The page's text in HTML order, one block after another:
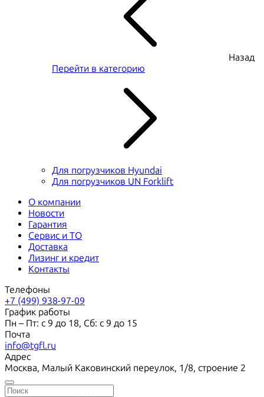
Назад
Перейти в категорию
Для погрузчиков Hyundai
Для погрузчиков UN Forklift
О компании
Новости
Гарантия
Сервис и ТО
Доставка
Лизинг и кредит
Контакты
Телефоны
+7 (499) 938-97-09
График работы
Пн – Пт: с 9 до 18, Сб: с 9 до 15
Почта
info@tgfl.ru
Адрес
Москва, Малый Каковинский переулок, 1/8, строение 2